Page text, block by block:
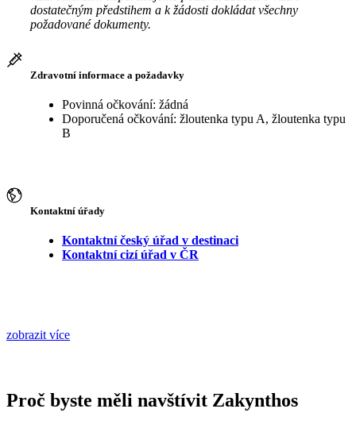
dostatečným předstihem a k žádosti dokládat všechny
požadované dokumenty.
Zdravotní informace a požadavky
Povinná očkování: žádná
Doporučená očkování: žloutenka typu A, žloutenka typu
B
Kontaktní úřady
Kontaktní český úřad v destinaci
Kontaktní cizí úřad v ČR
zobrazit více
Proč byste měli navštívit Zakynthos